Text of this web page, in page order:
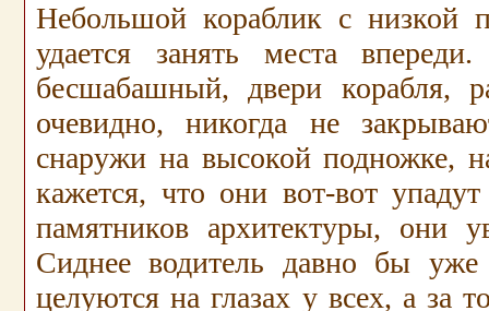
Небольшой кораблик с низкой
удается занять места
бесшабашный, двери корабля,
очевидно, никогда не
снаружи на высокой подножке,
кажется, что они вот-вот
памятников архитектуры, они
Сиднее водитель давно бы
целуются на глазах у всех, а за